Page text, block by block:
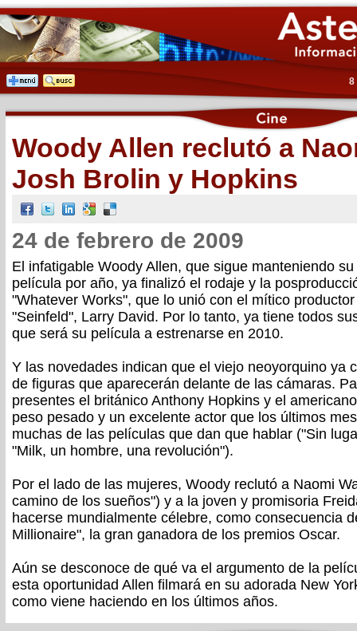
8
Woody Allen reclutó a
Josh Brolin y Hopkins
24 de febrero de 2009
El infatigable Woody Allen, que sigue manteniendo
película por año, ya finalizó el rodaje y la
"Whatever Works", que lo unió con el mítico
"Seinfeld", Larry David. Por lo tanto, ya tiene todos
que será su película a estrenarse en 2010.
Y las novedades indican que el viejo neoyorquino ya
de figuras que aparecerán delante de las cámaras.
presentes el británico Anthony Hopkins y el
peso pesado y un excelente actor que los últimos
muchas de las películas que dan que hablar ("Sin
"Milk, un hombre, una revolución").
Por el lado de las mujeres, Woody reclutó a Naomi
camino de los sueños") y a la joven y promisoria
hacerse mundialmente célebre, como consecuencia
Millionaire", la gran ganadora de los premios Oscar.
Aún se desconoce de qué va el argumento de la
esta oportunidad Allen filmará en su adorada New
como viene haciendo en los últimos años.